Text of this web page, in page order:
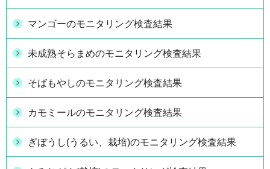
マンゴーのモニタリング検査結果
未成熟そらまめのモニタリング検査結果
そばもやしのモニタリング検査結果
カモミールのモニタリング検査結果
ぎぼうし(うるい、栽培)のモニタリング検査結果